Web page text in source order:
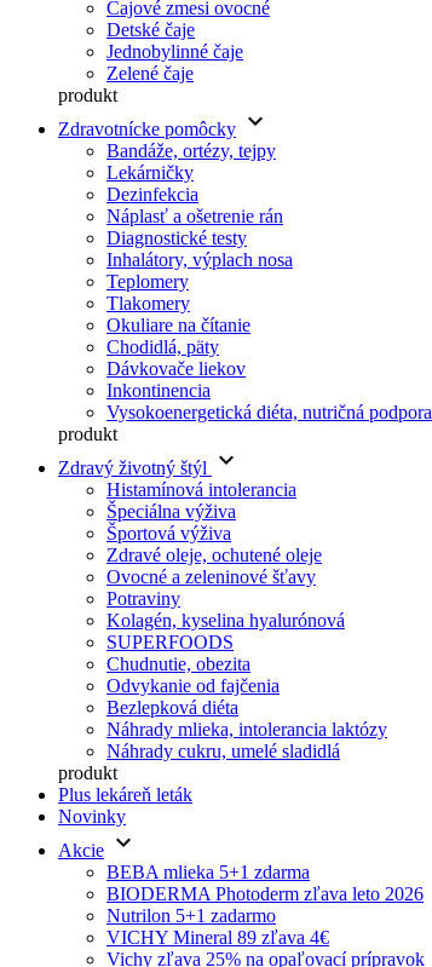
Čajové zmesi ovocné
Detské čaje
Jednobylinné čaje
Zelené čaje
produkt
Zdravotnícke pomôcky keyboard_arrow_down
Bandáže, ortézy, tejpy
Lekárničky
Dezinfekcia
Náplasť a ošetrenie rán
Diagnostické testy
Inhalátory, výplach nosa
Teplomery
Tlakomery
Okuliare na čítanie
Chodidlá, päty
Dávkovače liekov
Inkontinencia
Vysokoenergetická diéta, nutričná podpora
produkt
Zdravý životný štýl
keyboard_arrow_down
Histamínová intolerancia
Špeciálna výživa
Športová výživa
Zdravé oleje, ochutené oleje
Ovocné a zeleninové šťavy
Potraviny
Kolagén, kyselina hyalurónová
SUPERFOODS
Chudnutie, obezita
Odvykanie od fajčenia
Bezlepková diéta
Náhrady mlieka, intolerancia laktózy
Náhrady cukru, umelé sladidlá
produkt
Plus lekáreň leták
Novinky
Akcie keyboard_arrow_down
BEBA mlieka 5+1 zdarma
BIODERMA Photoderm zľava leto 2026
Nutrilon 5+1 zadarmo
VICHY Mineral 89 zľava 4€
Vichy zľava 25% na opaľovací prípravok